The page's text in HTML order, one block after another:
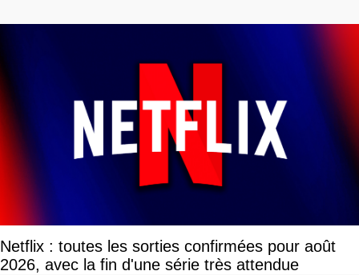
Netflix : toutes les sorties confirmées pour août
2026, avec la fin d'une série très attendue